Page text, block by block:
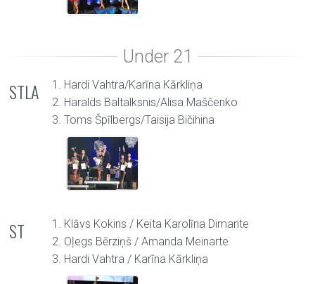
STLA
1. Hardi Vahtra/Karīna Kārkliņa
2. Haralds Baltalksnis/Alisa Maščenko
3. Toms Špīlbergs/Taisija Bičihina
ST
1. Klāvs Kokins / Keita Karolīna Dimante
2. Oļegs Bērziņš / Amanda Meinarte
3. Hardi Vahtra / Karīna Kārkliņa